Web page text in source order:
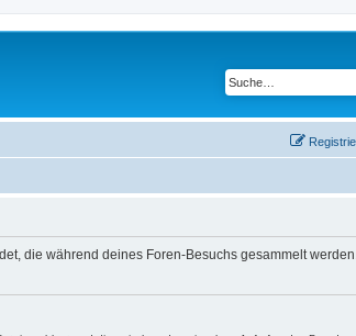
die während deines Foren-Besuchs gesammelt werden.